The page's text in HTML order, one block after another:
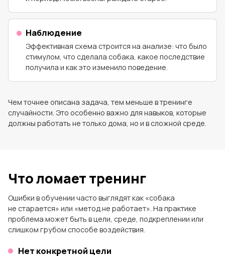
Наблюдение
Эффективная схема строится на анализе: что было
стимулом, что сделала собака, какое последствие
получила и как это изменило поведение.
Чем точнее описана задача, тем меньше в тренинге
случайности. Это особенно важно для навыков, которые
должны работать не только дома, но и в сложной среде.
Что ломает тренинг
Ошибки в обучении часто выглядят как «собака
не старается» или «метод не работает». На практике
проблема может быть в цели, среде, подкреплении или
слишком грубом способе воздействия.
Нет конкретной цели